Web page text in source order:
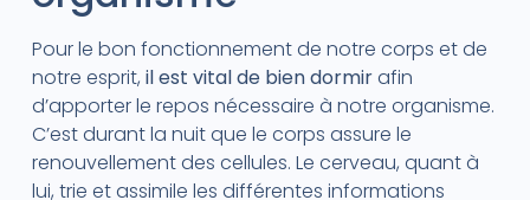
Pour le bon fonctionnement de notre corps et de
notre esprit, il est vital de bien dormirafin
d’apporter le repos nécessaire à notre organisme.
C’est durant la nuit que le corps assure le
renouvellement des cellules. Le cerveau, quant à
lui, trie et assimile les différentes informations